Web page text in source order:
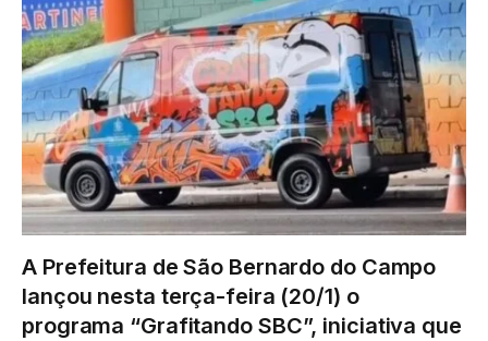
A Prefeitura de São Bernardo do Campo
lançou nesta terça-feira (20/1) o
programa “Grafitando SBC”, iniciativa que